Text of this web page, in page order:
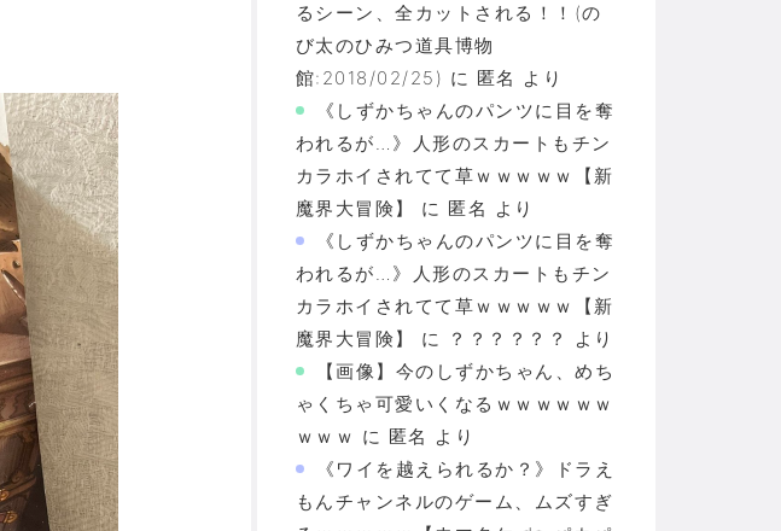
るシーン、全カットされる！！(の
び太のひみつ道具博物
館:2018/02/25) に 匿名 より
《しずかちゃんのパンツに目を奪
われるが…》人形のスカートもチン
カラホイされてて草ｗｗｗｗｗ【新
魔界大冒険】
に 匿名 より
《しずかちゃんのパンツに目を奪
われるが…》人形のスカートもチン
カラホイされてて草ｗｗｗｗｗ【新
魔界大冒険】
に ？？？？？？
より
【画像】今のしずかちゃん、めち
ゃくちゃ可愛いくなるｗｗｗｗｗｗ
ｗｗｗ に 匿名 より
《ワイを越えられるか？》ドラえ
もんチャンネルのゲーム、ムズすぎ